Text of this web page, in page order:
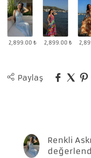
2,899.00 ₺ 2,899.00 ₺
Paylaş
Renkli